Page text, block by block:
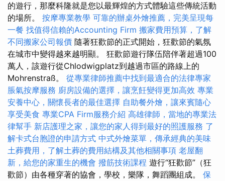
的遊行，那麼科隆就是您以最輝煌的方式體驗這些傳統活動
的場所。 按摩專業教學 可靠的辦桌外燴推薦，完美呈現每
一餐 找值得信賴的Accounting Firm 搬家費用預算，了解
不同搬家公司報價 隨著狂歡節的正式開始，狂​​歡節的氣氛
在城市中變得越來越明顯。 狂歡節遊行隊伍陪伴著超過100
萬人，該遊行從Chlodwigplatz到越過市區的路線上的
Mohrenstraß。 從專業律師推薦中找到最適合的法律專家
脹氣按摩服務 廚房設備的選擇，讓烹飪變得更加高效 專業
安養中心，關懷長者的最佳選擇 自助餐外燴，讓來賓隨心
享受美食 專業CPA Firm服務介紹 高雄律師，當地的專業法
律幫手 新店護理之家，讓您的家人得到最好的照護服務 了
解卡式台胞證的申請方式 中式外燴菜單，傳承經典的美味
土葬費用，了解土葬的費用結構及其他相關事項 老屋翻
新，給您的家重生的機會 撥筋技術課程 遊行“狂歡節”（狂
歡節）由各種穿著的協會，學校，樂隊，舞蹈團組成。 保